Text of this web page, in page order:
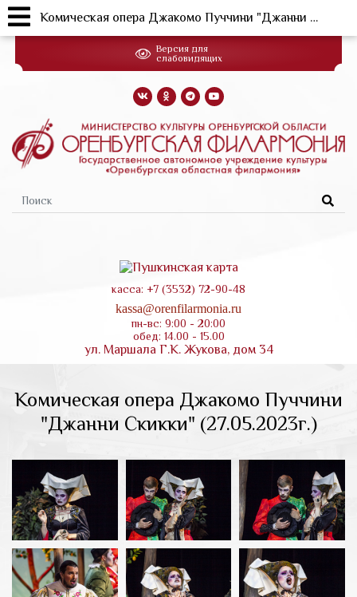
Перейти
основному
Форма
поиска
касса: +7 (3532) 72-90-48
kassa@orenfilarmonia.ru
пн-вс: 9:00 - 20:00
обед: 14.00 - 15.00
ул. Маршала Г.К. Жукова, дом 34
Версия для
слабовидящих
Комическая опера Джакомо Пуччини
"Джанни Скикки" (27.05.2023г.)
Комическая опера Джакомо Пуччини "Джанни Скикки" (27.05.2023г.)